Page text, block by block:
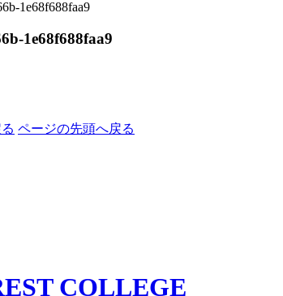
1e68f688faa9
1e68f688faa9
ページの先頭へ戻る
COLLEGE